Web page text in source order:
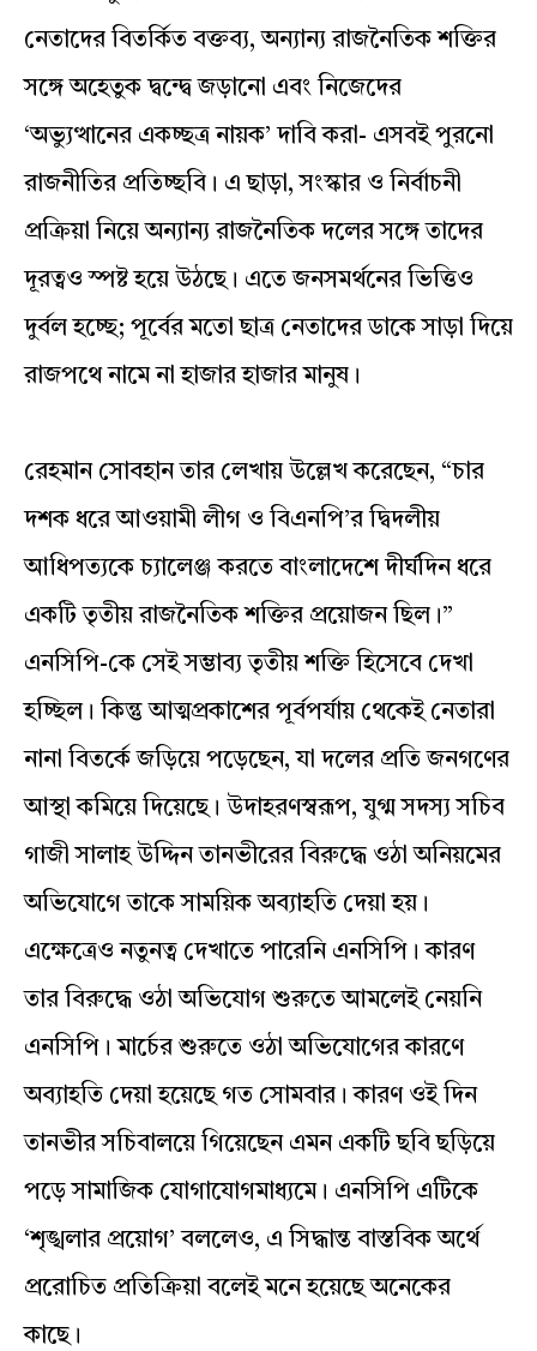
নেতাদের বিতর্কিত বক্তব্য, অন্যান্য রাজনৈতিক শক্তির
সঙ্গে অহেতুক দ্বন্দ্বে জড়ানো এবং নিজেদের
‘অভ্যুত্থানের একচ্ছত্র নায়ক’ দাবি করা- এসবই পুরনো
রাজনীতির প্রতিচ্ছবি। এ ছাড়া, সংস্কার ও নির্বাচনী
প্রক্রিয়া নিয়ে অন্যান্য রাজনৈতিক দলের সঙ্গে তাদের
দূরত্বও স্পষ্ট হয়ে উঠছে। এতে জনসমর্থনের ভিত্তিও
দুর্বল হচ্ছে; পূর্বের মতো ছাত্র নেতাদের ডাকে সাড়া দিয়ে
রাজপথে নামে না হাজার হাজার মানুষ।
রেহমান সোবহান তার লেখায় উল্লেখ করেছেন, “চার
দশক ধরে আওয়ামী লীগ ও বিএনপি’র দ্বিদলীয়
আধিপত্যকে চ্যালেঞ্জ করতে বাংলাদেশে দীর্ঘদিন ধরে
একটি তৃতীয় রাজনৈতিক শক্তির প্রয়োজন ছিল।”
এনসিপি-কে সেই সম্ভাব্য তৃতীয় শক্তি হিসেবে দেখা
হচ্ছিল। কিন্তু আত্মপ্রকাশের পূর্বপর্যায় থেকেই নেতারা
নানা বিতর্কে জড়িয়ে পড়েছেন, যা দলের প্রতি জনগণের
আস্থা কমিয়ে দিয়েছে। উদাহরণস্বরূপ, যুগ্ম সদস্য সচিব
গাজী সালাহ উদ্দিন তানভীরের বিরুদ্ধে ওঠা অনিয়মের
অভিযোগে তাকে সাময়িক অব্যাহতি দেয়া হয়।
এক্ষেত্রেও নতুনত্ব দেখাতে পারেনি এনসিপি। কারণ
তার বিরুদ্ধে ওঠা অভিযোগ শুরুতে আমলেই নেয়নি
এনসিপি। মার্চের শুরুতে ওঠা অভিযোগের কারণে
অব্যাহতি দেয়া হয়েছে গত সোমবার। কারণ ওই দিন
তানভীর সচিবালয়ে গিয়েছেন এমন একটি ছবি ছড়িয়ে
পড়ে সামাজিক যোগাযোগমাধ্যমে। এনসিপি এটিকে
‘শৃঙ্খলার প্রয়োগ’ বললেও, এ সিদ্ধান্ত বাস্তবিক অর্থে
প্ররোচিত প্রতিক্রিয়া বলেই মনে হয়েছে অনেকের
কাছে।